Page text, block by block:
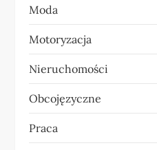
Moda
Motoryzacja
Nieruchomości
Obcojęzyczne
Praca